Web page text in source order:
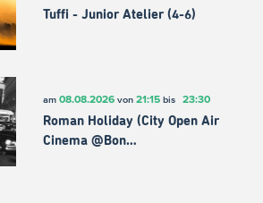
Tuffi - Junior Atelier (4-6)
am 08.08.2026von 21:15bis 23:30
Roman Holiday (City Open Air
Cinema @Bon…